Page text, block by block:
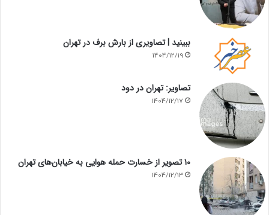
ببینید | تصاویری از بارش برف در تهران
1404/12/19
تصاویر: تهران در دود
1404/12/17
۱۰ تصویر از خسارت حمله هوایی به خیابان‌های تهران
1404/12/13